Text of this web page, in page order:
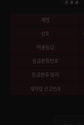
제명
상호
이용등급
등급분류번호
등급분류 일자
제작업 신고번호